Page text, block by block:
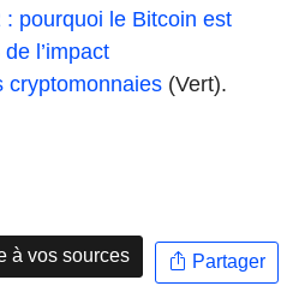
pourquoi le Bitcoin est
l’impact
cryptomonnaies (Vert).
à vos sources Partager